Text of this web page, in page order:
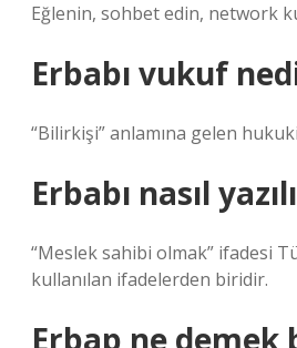
Eğlenin, sohbet edin, network
Erbabı vukuf
“Bilirkişi” anlamına gelen
Erbabı nasıl
“Meslek sahibi olmak” ifadesi
kullanılan ifadelerden biridir.
Erbap ne demek